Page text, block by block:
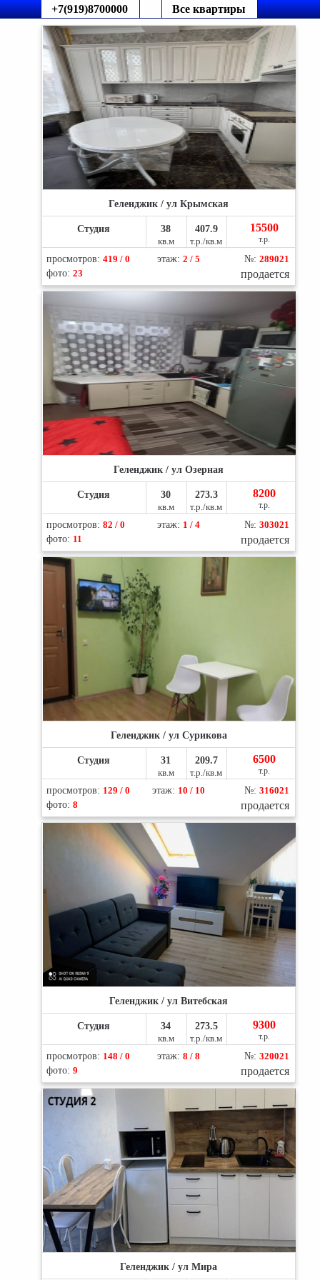
+7(919)8700000 Все квартиры
Геленджик / ул Крымская
Студия
38
кв.м
407.9
т.р./кв.м
15500
т.р.
просмотров:419 / 0 этаж:2 / 5 №:289021
фото:23 продается
Геленджик / ул Озерная
Студия
30
кв.м
273.3
т.р./кв.м
8200
т.р.
просмотров:82 / 0 этаж: 1 / 4 №:303021
фото: 11 продается
Геленджик / ул Сурикова
Студия
31
кв.м
209.7
т.р./кв.м
6500
т.р.
просмотров: 129 / 0 этаж: 10 / 10 №:316021
фото:8 продается
Геленджик / ул Витебская
Студия
34
кв.м
273.5
т.р./кв.м
9300
т.р.
просмотров: 148 / 0 этаж:8 / 8 №:320021
фото:9 продается
Геленджик / ул Мира